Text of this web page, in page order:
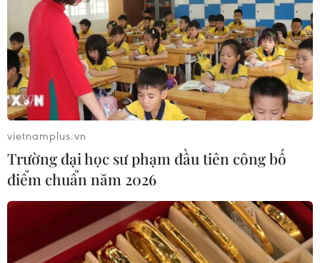
TIN CÙNG CHUYÊN MỤC
vietnamplus.vn
Trường đại học sư phạm đầu tiên công bố
điểm chuẩn năm 2026